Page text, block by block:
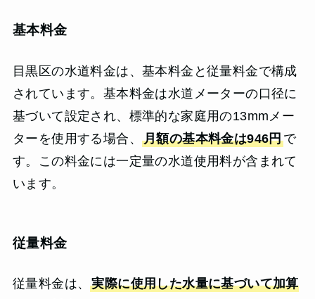
基本料金
目黒区の水道料金は、基本料金と従量料金で構成
されています。基本料金は水道メーターの口径に
基づいて設定され、標準的な家庭用の13mmメー
ターを使用する場合、 月額の基本料金は946円で
す。この料金には一定量の水道使用料が含まれて
います。
従量料金
従量料金は、実際に使用した水量に基づいて加算